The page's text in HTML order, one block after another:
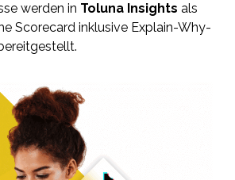
werden in Toluna Insights als
Scorecard inklusive Explain-Why-